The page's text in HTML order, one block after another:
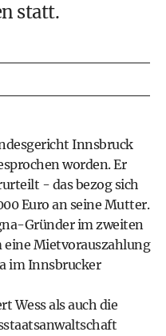
statt.
Innsbruck
worden. Er
- das bezog sich
Euro an seine Mutter.
Gründer im zweiten
eine Mietvorauszahlung
im Innsbrucker
Wess als auch die